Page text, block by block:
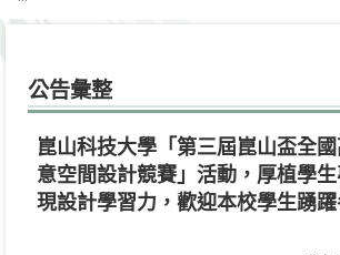
公告彙整
崑山科技大學「第三屆崑山盃全
意空間設計競賽」活動，厚植學
現設計學習力，歡迎本校學生踴躍